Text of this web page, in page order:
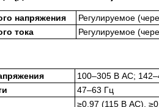
напряжения
Регулируемое
тока
Регулируемое
100–305 В AC;
47–63 Гц
≥0,97 (115 В AC),